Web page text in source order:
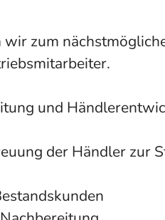
wir zum
und
der Händler zur